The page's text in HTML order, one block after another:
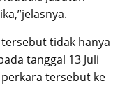
tidak hanya
tanggal 13 Juli
tersebut ke